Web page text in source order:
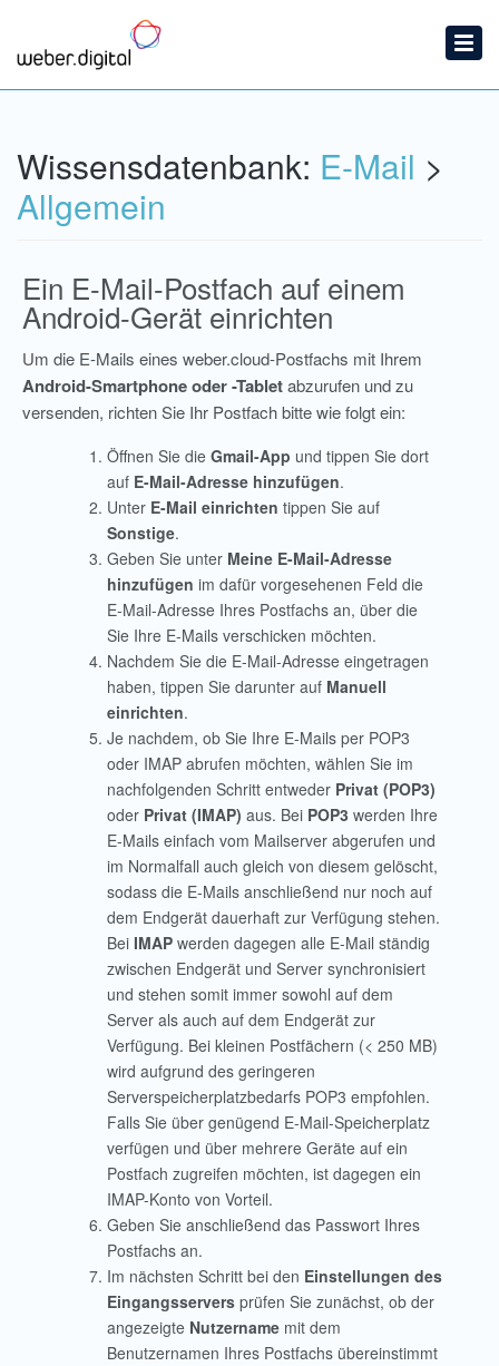
Startseite
Ticket einreichen
News
Wissensdatenbank: E-Mail >
Allgemein
Ein E-Mail-Postfach auf einem
Android-Gerät einrichten
Um die E-Mails eines weber.cloud-Postfachs mit Ihrem
Android-Smartphone oder -Tabletabzurufen und zu
versenden, richten Sie Ihr Postfach bitte wie folgt ein:
Öffnen Sie die Gmail-App und tippen Sie dort
auf E-Mail-Adresse hinzufügen.
Unter E-Mail einrichten tippen Sie auf
Sonstige.
Geben Sie unter Meine E-Mail-Adresse
hinzufügen im dafür vorgesehenen Feld die
E-Mail-Adresse Ihres Postfachs an, über die
Sie Ihre E-Mails verschicken möchten.
Nachdem Sie die E-Mail-Adresse eingetragen
haben, tippen Sie darunter auf Manuell
einrichten.
Je nachdem, ob Sie Ihre E-Mails per POP3
oder IMAP abrufen möchten, wählen Sie im
nachfolgenden Schritt entweder Privat (POP3)
oder Privat (IMAP) aus. Bei POP3 werden Ihre
E-Mails einfach vom Mailserver abgerufen und
im Normalfall auch gleich von diesem gelöscht,
sodass die E-Mails anschließend nur noch auf
dem Endgerät dauerhaft zur Verfügung stehen.
Bei IMAP werden dagegen alle E-Mail ständig
zwischen Endgerät und Server synchronisiert
und stehen somit immer sowohl auf dem
Server als auch auf dem Endgerät zur
Verfügung. Bei kleinen Postfächern (< 250 MB)
wird aufgrund des geringeren
Serverspeicherplatzbedarfs POP3 empfohlen.
Falls Sie über genügend E-Mail-Speicherplatz
verfügen und über mehrere Geräte auf ein
Postfach zugreifen möchten, ist dagegen ein
IMAP-Konto von Vorteil.
Geben Sie anschließend das Passwort Ihres
Postfachs an.
Im nächsten Schritt bei den Einstellungen des
Eingangsservers prüfen Sie zunächst, ob der
angezeigte Nutzername mit dem
Benutzernamen Ihres Postfachs übereinstimmt